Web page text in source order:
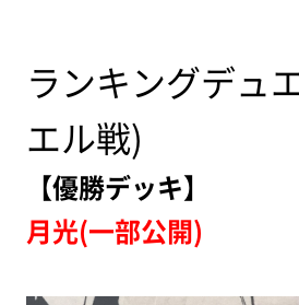
ランキングデュ
エル戦)
【優勝デッキ】
月光(一部公開)